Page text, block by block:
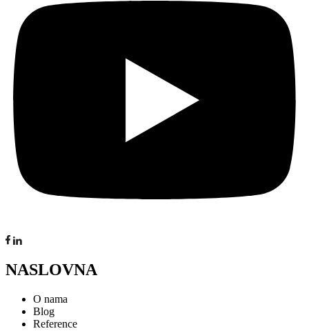
NASLOVNA
O nama
Blog
Reference